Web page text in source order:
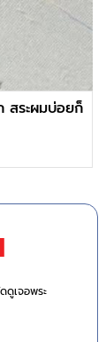
สระผมบ่อยก็
ดูเจอพระ